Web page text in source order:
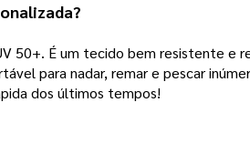
?
50+. É um tecido bem resistente e
para nadar, remar e pescar
dos últimos tempos!